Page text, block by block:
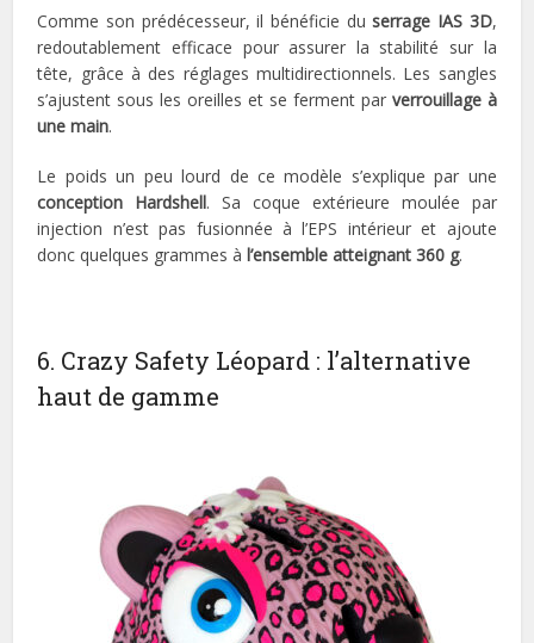
Comme son prédécesseur, il bénéficie duserrage IAS 3D,
redoutablement efficace pour assurer la stabilité sur la
tête, grâce à des réglages multidirectionnels. Les sangles
s’ajustent sous les oreilles et se ferment par verrouillage à
une main.
Le poids un peu lourd de ce modèle s’explique par une
conception Hardshell. Sa coque extérieure moulée par
injection n’est pas fusionnée à l’EPS intérieur et ajoute
donc quelques grammes àl’ensemble atteignant 360 g.
6. Crazy Safety Léopard : l’alternative
haut de gamme